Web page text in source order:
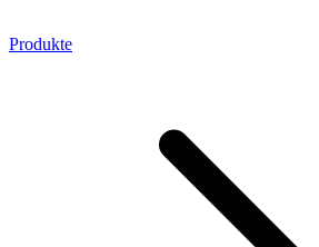
Produkte